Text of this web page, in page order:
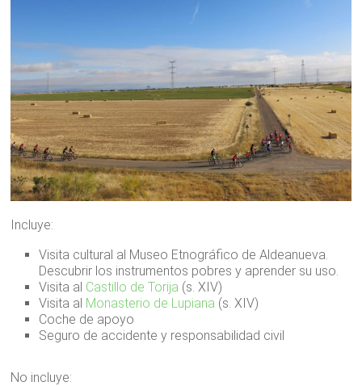
Incluye:
Visita cultural al Museo Etnográfico de Aldeanueva.
Descubrir los instrumentos pobres y aprender su uso.
Visita al Castillo de Torija (s. XIV)
Visita al Monasterio de Lupiana (s. XIV)
Coche de apoyo
Seguro de accidente y responsabilidad civil
No incluye: